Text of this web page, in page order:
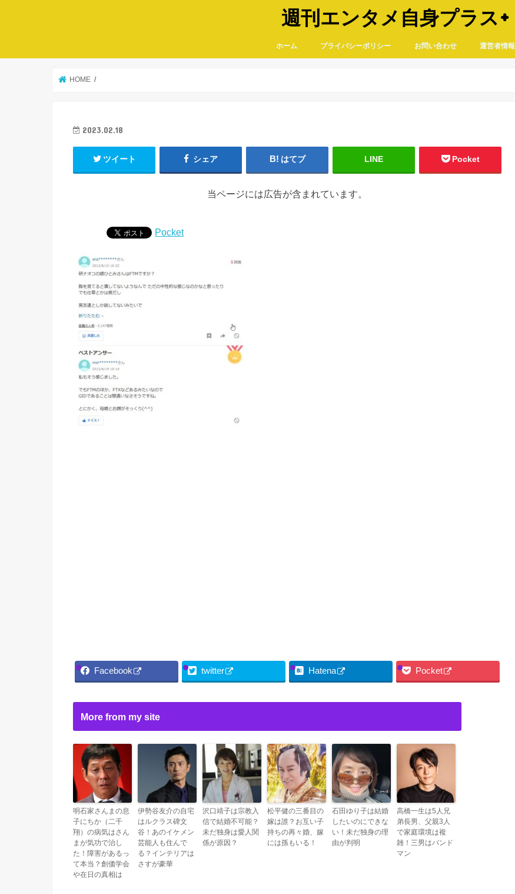
週刊エンタメ自身プラス+
ホーム プライバシーポリシー お問い合わせ 運営者情報
HOME
2023.02.18
ツイート シェア はてブ LINE Pocket
当ページには広告が含まれています。
Pocket
Facebook twitter Hatena Pocket
More from my site
明石家さんまの息
子にちか（二千
翔）の病気はさん
まが気功で治し
た！障害があるっ
て本当？創価学会
や在日の真相は
伊勢谷友介の自宅
はルクラス碑文
谷！あのイケメン
芸能人も住んで
る？インテリアは
さすが豪華
沢口靖子は宗教入
信で結婚不可能？
未だ独身は愛人関
係が原因？
松平健の三番目の
嫁は誰？お互い子
持ちの再々婚、嫁
には孫もいる！
石田ゆり子は結婚
したいのにできな
い！未だ独身の理
由が判明
高橋一生は5人兄
弟長男、父親3人
で家庭環境は複
雑！三男はバンド
マン